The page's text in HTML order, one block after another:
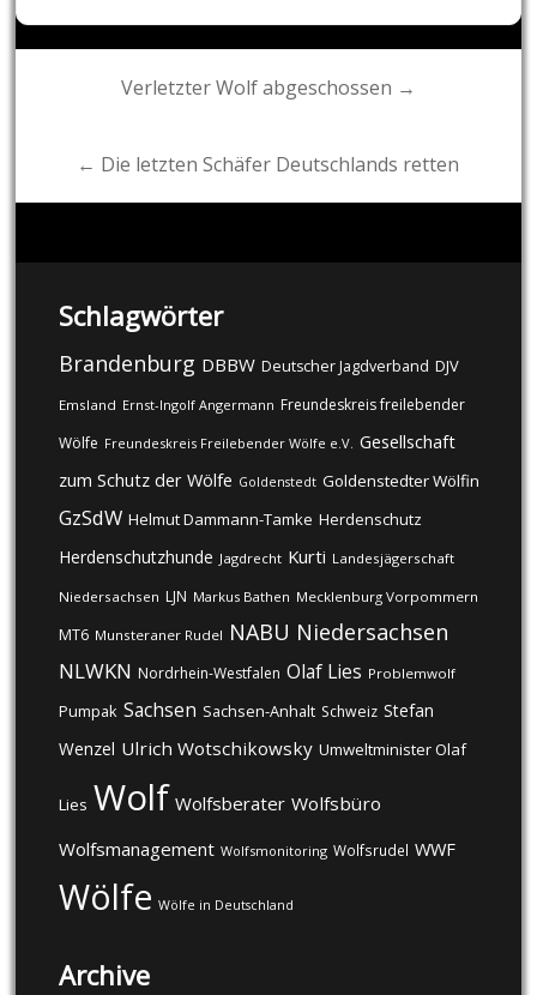
Verletzter Wolf abgeschossen →
← Die letzten Schäfer Deutschlands retten
Schlagwörter
Brandenburg DBBW Deutscher Jagdverband DJV
Emsland Ernst-Ingolf Angermann Freundeskreis freilebender
Wölfe Freundeskreis Freilebender Wölfe e.V. Gesellschaft
zum Schutz der Wölfe Goldenstedt Goldenstedter Wölfin
GzSdW Helmut Dammann-Tamke Herdenschutz
Herdenschutzhunde Jagdrecht Kurti Landesjägerschaft
Niedersachsen LJN Markus Bathen Mecklenburg Vorpommern
MT6 Munsteraner Rudel NABU Niedersachsen
NLWKN Nordrhein-Westfalen Olaf Lies Problemwolf
Pumpak Sachsen Sachsen-Anhalt Schweiz Stefan
Wenzel Ulrich Wotschikowsky Umweltminister Olaf
Lies Wolf Wolfsberater Wolfsbüro
Wolfsmanagement Wolfsmonitoring Wolfsrudel WWF
Wölfe Wölfe in Deutschland
Archive